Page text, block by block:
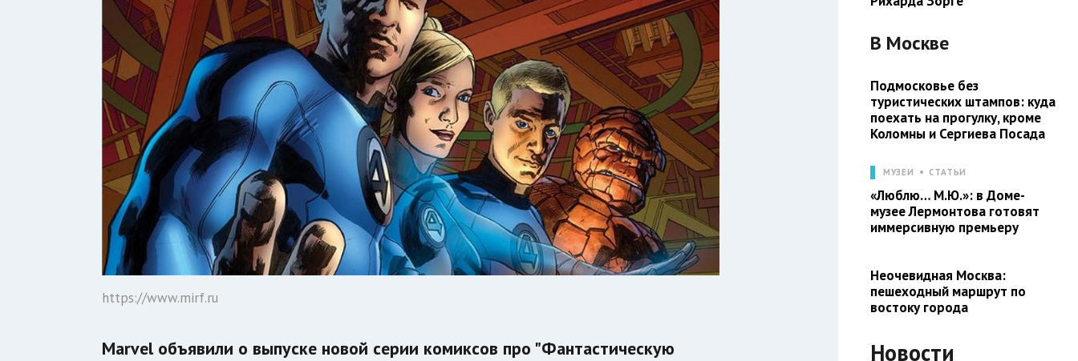
https://www.mirf.ru
Marvel объявили о выпуске новой серии комиксов про "Фантастическую
В Москве
Подмосковье без
туристических штампов: куда
поехать на прогулку, кроме
Коломны и Сергиева Посада
МУЗЕИ СТАТЬИ
«Люблю… М.Ю.»: в Доме-
музее Лермонтова готовят
иммерсивную премьеру
Неочевидная Москва:
пешеходный маршрут по
востоку города
Новости